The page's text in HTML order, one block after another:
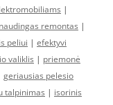
|
remontas |
peliui | efektyvi
valiklis | priemonė
geriausias pelesio
talpinimas | isorinis